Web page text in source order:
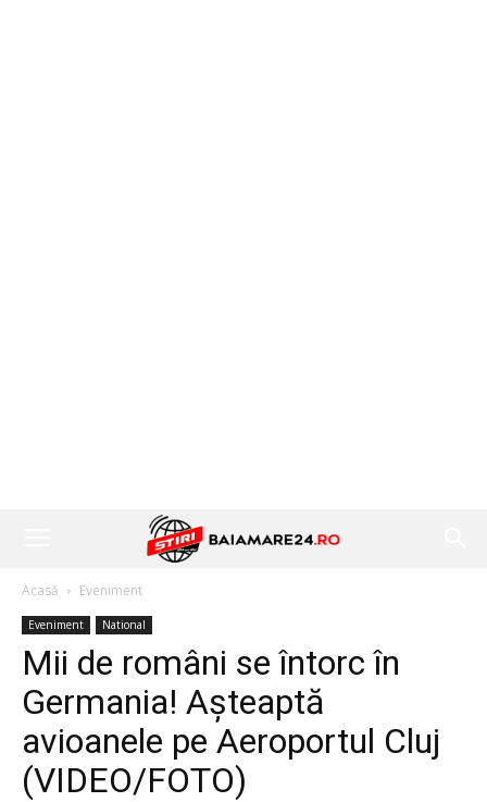
Acasă Eveniment
Eveniment National
Mii de români se întorc în
Germania! Aşteaptă
avioanele pe Aeroportul Cluj
(VIDEO/FOTO)